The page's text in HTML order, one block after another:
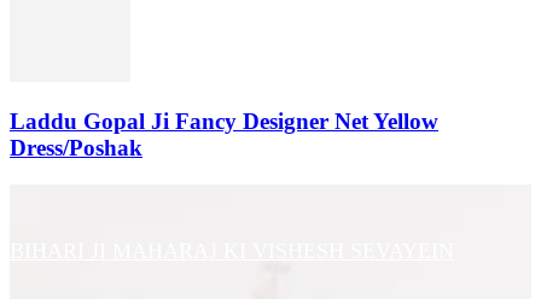
Laddu Gopal Ji Fancy Designer Net Yellow
Dress/Poshak